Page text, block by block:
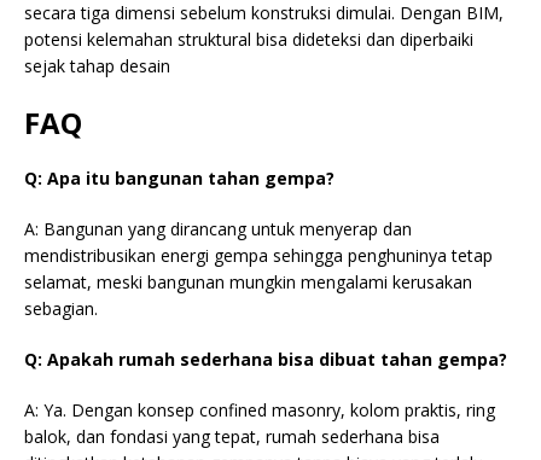
secara tiga dimensi sebelum konstruksi dimulai. Dengan BIM,
potensi kelemahan struktural bisa dideteksi dan diperbaiki
sejak tahap desain
FAQ
Q: Apa itu bangunan tahan gempa?
A: Bangunan yang dirancang untuk menyerap dan
mendistribusikan energi gempa sehingga penghuninya tetap
selamat, meski bangunan mungkin mengalami kerusakan
sebagian.
Q: Apakah rumah sederhana bisa dibuat tahan gempa?
A: Ya. Dengan konsep confined masonry, kolom praktis, ring
balok, dan fondasi yang tepat, rumah sederhana bisa